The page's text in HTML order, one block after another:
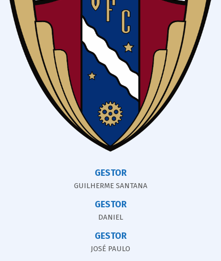
GESTOR
GUILHERME SANTANA
GESTOR
DANIEL
GESTOR
JOSÉ PAULO